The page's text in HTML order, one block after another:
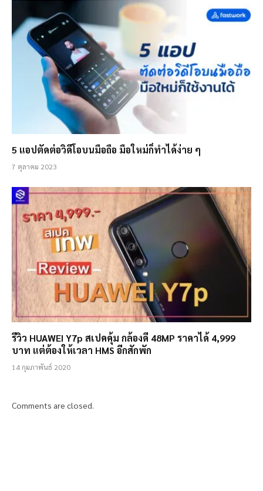
5 แอปตัดต่อวิดีโอบนมือถือ มือใหม่ก็ทำได้ง่าย ๆ
7 ตุลาคม 2023
รีวิว HUAWEI Y7p สเปคคุ้ม กล้องดี 48MP ราคาได้ 4,999
บาท แต่ต้องให้เวลา HMS อีกสักพัก
14 กุมภาพันธ์ 2020
Comments are closed.